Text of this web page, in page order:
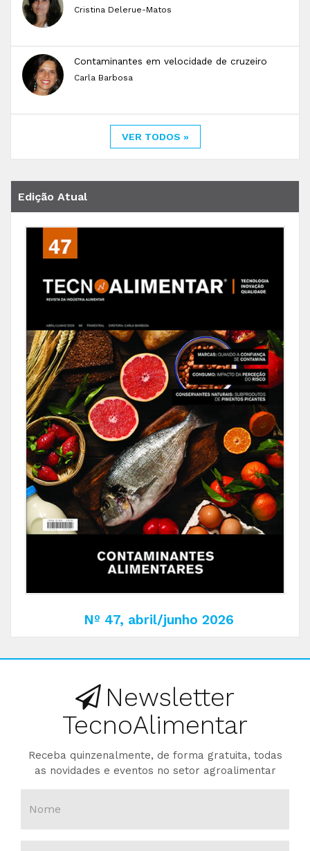
Cristina Delerue-Matos
Contaminantes em velocidade de cruzeiro
Carla Barbosa
VER TODOS »
Edição Atual
Nº 47, abril/junho 2026
Newsletter
TecnoAlimentar
Receba quinzenalmente, de forma gratuita, todas
as novidades e eventos no setor agroalimentar